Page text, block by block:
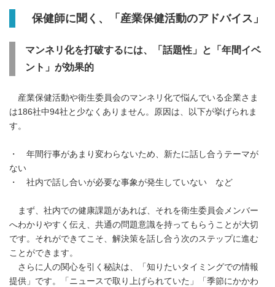
保健師に聞く、「産業保健活動のアドバイス」
マンネリ化を打破するには、「話題性」と「年間イベ
ント」が効果的
産業保健活動や衛生委員会のマンネリ化で悩んでいる企業さま
は186社中94社と少なくありません。原因は、以下が挙げられま
す。
・ 年間行事があまり変わらないため、新たに話し合うテーマが
ない
・ 社内で話し合いが必要な事象が発生していない など
まず、社内での健康課題があれば、それを衛生委員会メンバー
へわかりやすく伝え、共通の問題意識を持ってもらうことが大切
です。それができてこそ、解決策を話し合う次のステップに進む
ことができます。
さらに人の関心を引く秘訣は、「知りたいタイミングでの情報
提供」です。「ニュースで取り上げられていた」「季節にかかわ